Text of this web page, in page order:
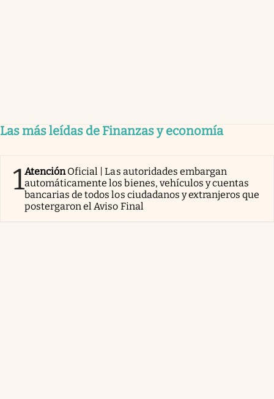
Las más leídas de Finanzas y economía
1AtenciónOficial | Las autoridades embargan
automáticamente los bienes, vehículos y cuentas
bancarias de todos los ciudadanos y extranjeros que
postergaron el Aviso Final